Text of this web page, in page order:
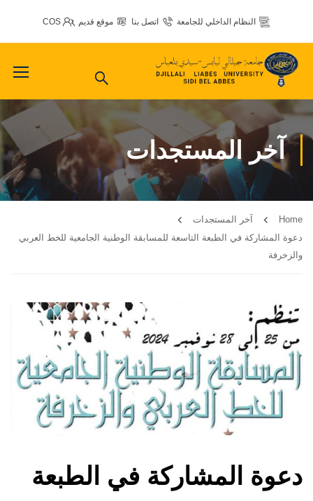
النظام الداخلي للجامعة اتصل بنا موقع قديم COS
آخر المستجدات
Home
آخر المستجدات
دعوة المشاركة في الطبعة التاسعة للمسابقة الوطنية الجامعية للخط العربي
والزخرفة
دعوة المشاركة في الطبعة